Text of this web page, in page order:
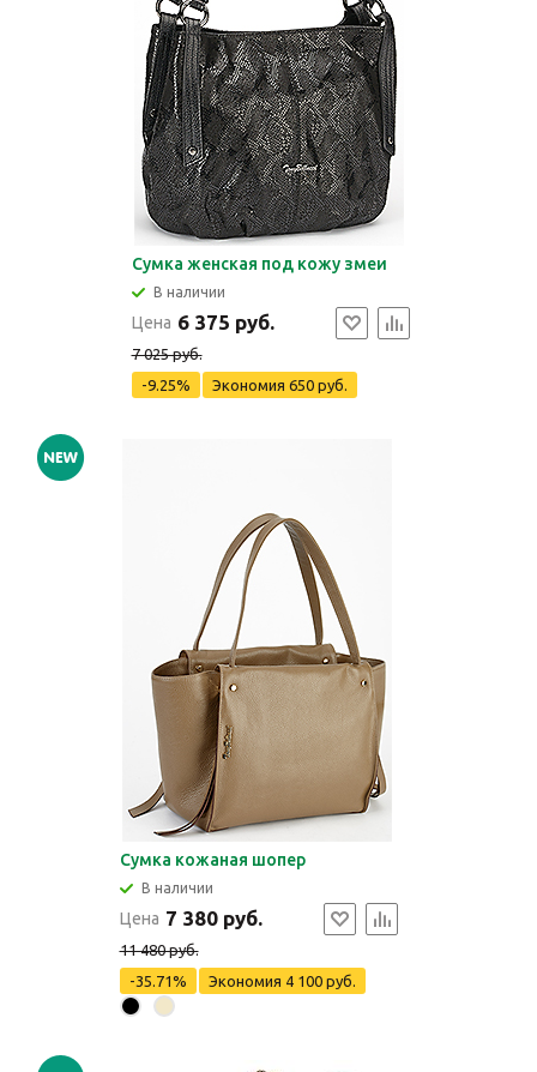
Сумка женская под кожу змеи
В наличии
Цена 6 375 руб.
7 025 руб.
-9.25%
Экономия 650 руб.
Сумка кожаная шопер
В наличии
Цена 7 380 руб.
11 480 руб.
-35.71%
Экономия 4 100 руб.